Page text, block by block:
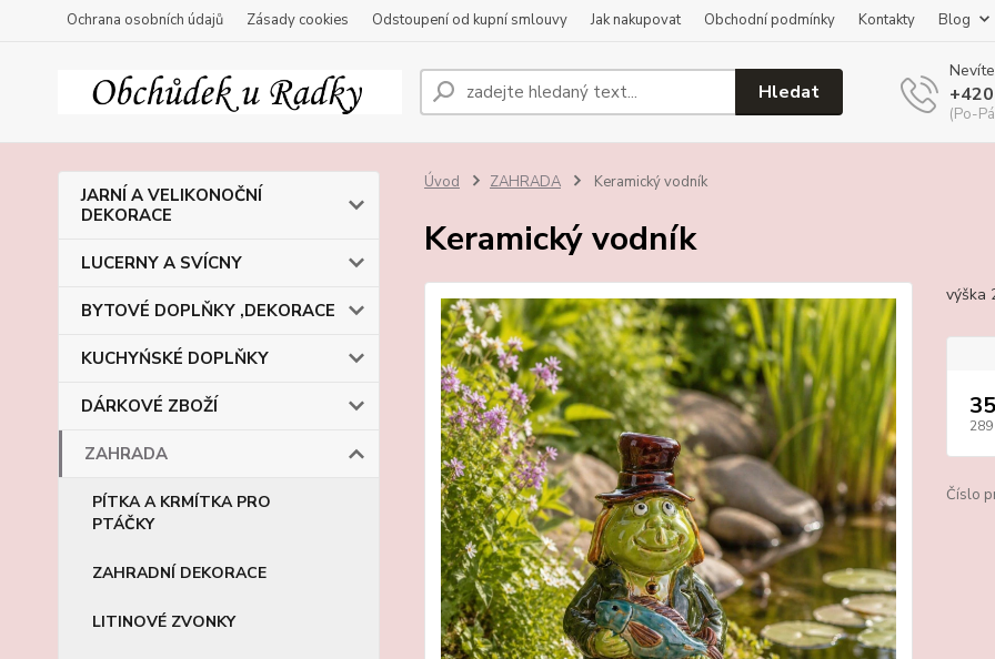
Ochrana osobních údajů Zásady cookies Odstoupení od kupní smlouvy Jak nakupovat Obchodní podmínky Kontakty Blog
Hledat
(Po-
JARNÍ A VELIKONOČNÍ
DEKORACE
LUCERNY A SVÍCNY
BYTOVÉ DOPLŇKY ,DEKORACE
KUCHYŃSKÉ DOPLŇKY
DÁRKOVÉ ZBOŽÍ
ZAHRADA
PÍTKA A KRMÍTKA PRO
PTÁČKY
ZAHRADNÍ DEKORACE
LITINOVÉ ZVONKY
Úvod ZAHRADA Keramický vodník
Keramický vodník
výška
289
Číslo